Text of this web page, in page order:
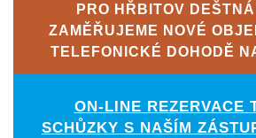
PRO HŘBITOV
ZAMĚŘUJEME NOVÉ
TELEFONICKÉ DOHODĚ
ON-LINE REZERVACE
SCHŮZKY S NAŠÍM